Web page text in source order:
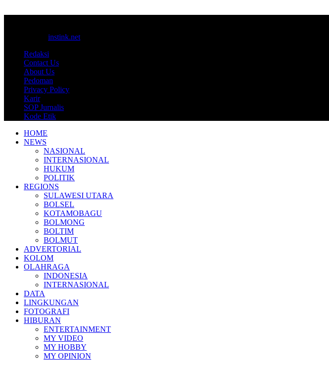
instink.net
Redaksi
Contact Us
About Us
Pedoman
Privacy Policy
Karir
SOP Jurnalis
Kode Etik
HOME
NEWS
NASIONAL
INTERNASIONAL
HUKUM
POLITIK
REGIONS
SULAWESI UTARA
BOLSEL
KOTAMOBAGU
BOLMONG
BOLTIM
BOLMUT
ADVERTORIAL
KOLOM
OLAHRAGA
INDONESIA
INTERNASIONAL
DATA
LINGKUNGAN
FOTOGRAFI
HIBURAN
ENTERTAINMENT
MY VIDEO
MY HOBBY
MY OPINION